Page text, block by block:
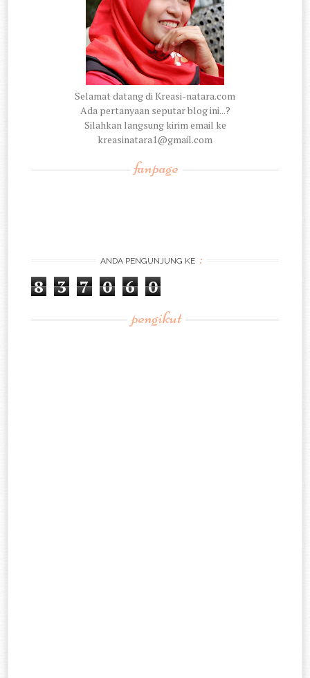
Selamat datang di Kreasi-natara.com
Ada pertanyaan seputar blog ini...?
Silahkan langsung kirim email ke
kreasinatara1@gmail.com
fanpage
ANDA PENGUNJUNG KE :
8 3 7 0 6 0
pengikut